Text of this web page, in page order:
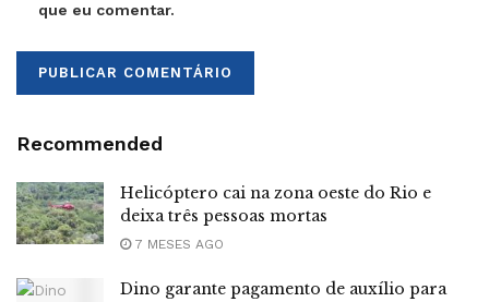
que eu comentar.
Recommended
Helicóptero cai na zona oeste do Rio e
deixa três pessoas mortas
7 MESES AGO
Dino garante pagamento de auxílio para